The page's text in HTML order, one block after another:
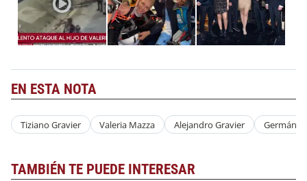
EN ESTA NOTA
Tiziano Gravier Valeria Mazza Alejandro Gravier Germán
TAMBIÉN TE PUEDE INTERESAR